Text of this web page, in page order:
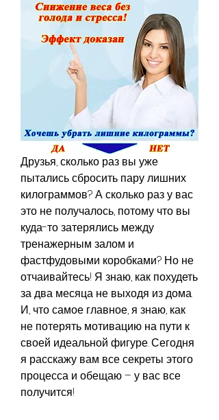
Друзья, сколько раз вы уже
пытались сбросить пару лишних
килограммов? А сколько раз у вас
это не получалось, потому что вы
куда-то затерялись между
тренажерным залом и
фастфудовыми коробками? Но не
отчаивайтесь! Я знаю, как похудеть
за два месяца не выходя из дома.
И, что самое главное, я знаю, как
не потерять мотивацию на пути к
своей идеальной фигуре. Сегодня
я расскажу вам все секреты этого
процесса и обещаю – у вас все
получится!